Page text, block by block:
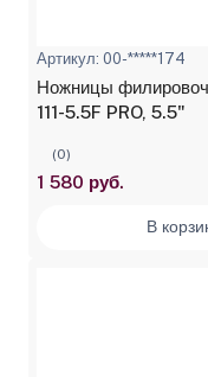
Артикул: 00-*****174
Ножницы
111-5.5F PRO, 5.5"
(0)
1 580 руб.
В